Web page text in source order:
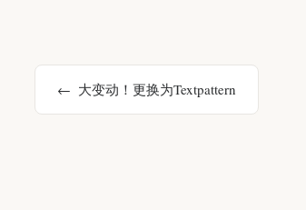
大变动！更换为Textpattern